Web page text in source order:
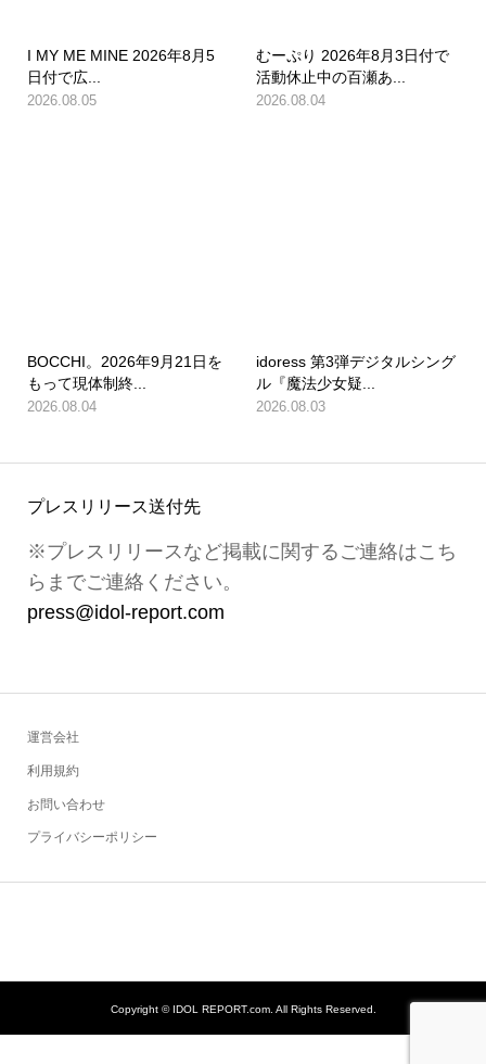
I MY ME MINE 2026年8月5
日付で広...
2026.08.05
むーぷり 2026年8月3日付で
活動休止中の百瀬あ...
2026.08.04
BOCCHI。2026年9月21日を
もって現体制終...
2026.08.04
idoress 第3弾デジタルシング
ル『魔法少女疑...
2026.08.03
プレスリリース送付先
※プレスリリースなど掲載に関するご連絡はこち
らまでご連絡ください。
press@idol-report.com
運営会社
利用規約
お問い合わせ
プライバシーポリシー